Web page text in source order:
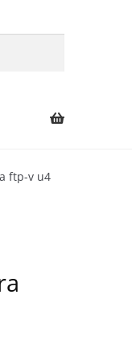
ftp-v u4